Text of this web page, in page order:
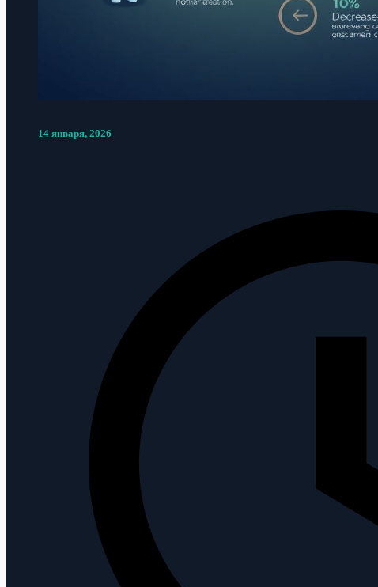
14 января, 2026